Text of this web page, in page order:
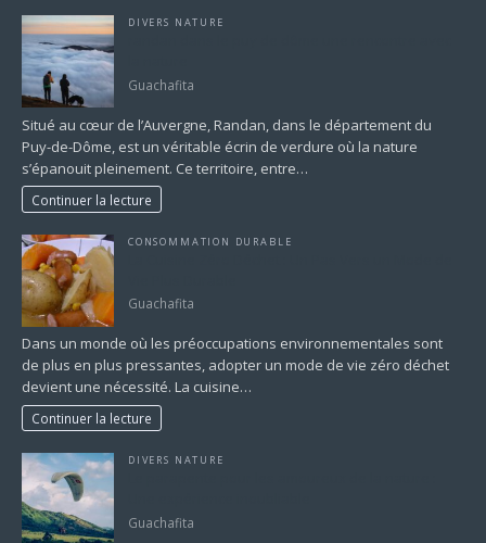
DIVERS NATURE
Guachafita
Situé au cœur de l’Auvergne, Randan, dans le département du
Puy-de-Dôme, est un véritable écrin de verdure où la nature
s’épanouit pleinement. Ce territoire, entre…
Continuer la lecture
CONSOMMATION DURABLE
Guachafita
Dans un monde où les préoccupations environnementales sont
de plus en plus pressantes, adopter un mode de vie zéro déchet
devient une nécessité. La cuisine…
Continuer la lecture
DIVERS NATURE
Guachafita